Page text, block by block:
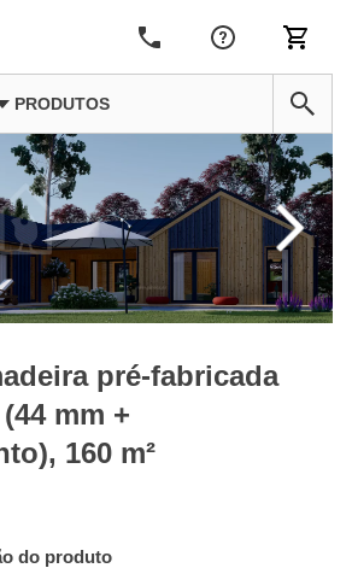
PRODUTOS
pré-fabricada
mm +
160 m²
do produto